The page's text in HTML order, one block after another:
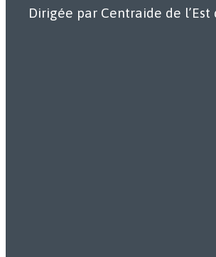
Dirigée par Centraide de l’Est